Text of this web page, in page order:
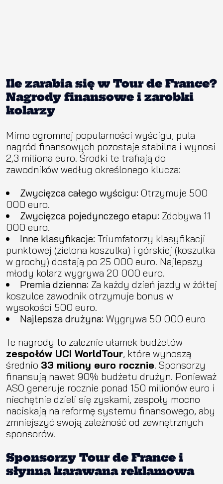
Ile zarabia się w Tour de France?
Nagrody finansowe i zarobki
kolarzy
Mimo ogromnej popularności wyścigu, pula
nagród finansowych pozostaje stabilna i wynosi
2,3 miliona euro. Środki te trafiają do
zawodników według określonego klucza:
Zwycięzca całego wyścigu: Otrzymuje 500
000 euro.
Zwycięzca pojedynczego etapu: Zdobywa 11
000 euro.
Inne klasyfikacje: Triumfatorzy klasyfikacji
punktowej (zielona koszulka) i górskiej (koszulka
w grochy) dostają po 25 000 euro. Najlepszy
młody kolarz wygrywa 20 000 euro.
Premia dzienna: Za każdy dzień jazdy w żółtej
koszulce zawodnik otrzymuje bonus w
wysokości 500 euro.
Najlepsza drużyna: Wygrywa 50 000 euro
Te nagrody to zaleznie ułamek budżetów
zespołów UCI WorldTour, które wynoszą
średnio 33 miliony euro rocznie. Sponsorzy
finansują nawet 90% budżetu drużyn. Ponieważ
ASO generuje rocznie ponad 150 milionów euro i
niechętnie dzieli się zyskami, zespoły mocno
naciskają na reformę systemu finansowego, aby
zmniejszyć swoją zależność od zewnętrznych
sponsorów.
Sponsorzy Tour de France i
słynna karawana reklamowa